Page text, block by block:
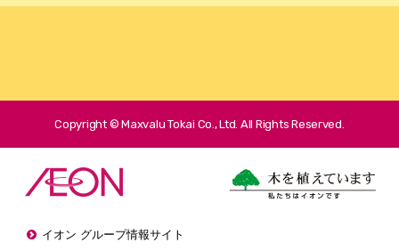
Copyright © Maxvalu Tokai Co., Ltd. All Rights Reserved.
イオン グループ情報サイト